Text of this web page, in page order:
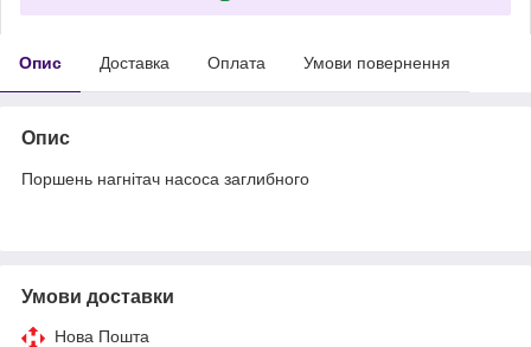
Опис Доставка Оплата Умови повернення
Опис
Поршень нагнітач насоса заглибного
Умови доставки
Нова Пошта